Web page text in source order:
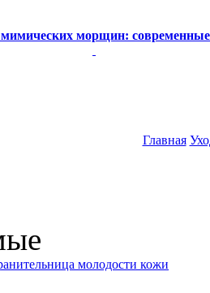
мимических морщин:
Главная
молодости кожи